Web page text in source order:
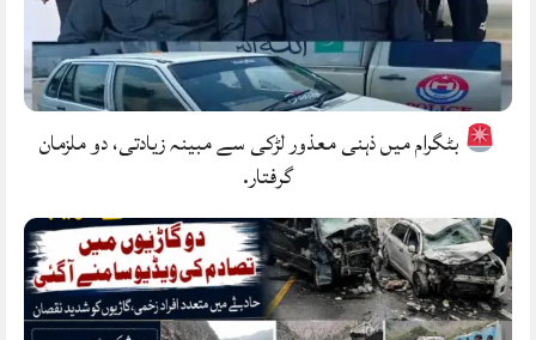
بٹگرام میں ذہنی معذور لڑکی سے مبینہ زیادتی، دو ملزمان
گرفتار.